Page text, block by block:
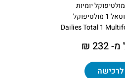
יומיות
Dailies Total 1
₪
לרכישה